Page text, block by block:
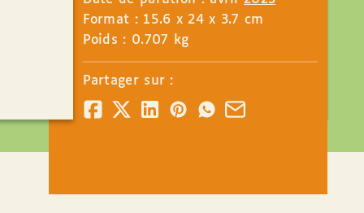
Format : 15.6 x 24 x 3.7 cm
Poids : 0.707 kg
Partager sur :